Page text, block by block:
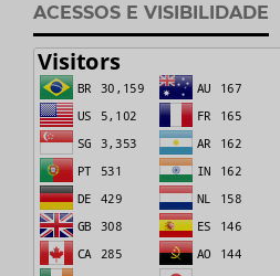
ACESSOS E VISIBILIDADE